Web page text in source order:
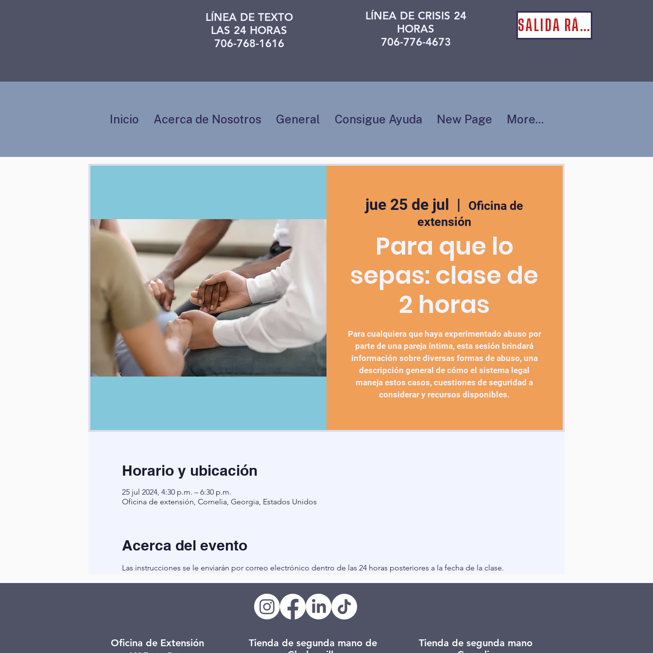
LÍNEA DE TEXTO
LAS 24 HORAS
706-768-1616
LÍNEA DE CRISIS 24
HORAS
706-776-4673
Inicio Acerca de Nosotros General Consigue Ayuda New Page More...
jue 25 de jul
  |
Oficina de
extensión
Para que lo
sepas: clase de
2 horas
Para cualquiera que haya experimentado abuso por
parte de una pareja íntima, esta sesión brindará
información sobre diversas formas de abuso, una
descripción general de cómo el sistema legal
maneja estos casos, cuestiones de seguridad a
considerar y recursos disponibles.
Horario y ubicación
25 jul 2024, 4:30 p.m. – 6:30 p.m.
Oficina de extensión, Cornelia, Georgia, Estados Unidos
Acerca del evento
Las instrucciones se le enviarán por correo electrónico dentro de las 24 horas posteriores a la fecha de la clase.
Oficina de Extensión
Tienda de segunda mano de
Tienda de segunda mano